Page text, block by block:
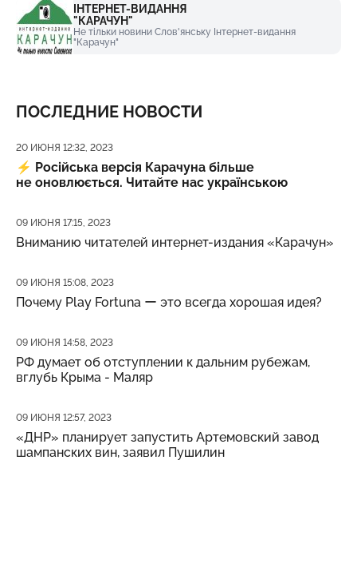
ІНТЕРНЕТ-ВИДАННЯ
"КАРАЧУН"
Не тільки новини Слов'янську Інтернет-видання
"Карачун"
ПОСЛЕДНИЕ НОВОСТИ
Дата публикации
20 ИЮНЯ 12:32, 2023
⚡️ Російська версія Карачуна більше
не оновлюється. Читайте нас українською
Дата публикации
09 ИЮНЯ 17:15, 2023
Вниманию читателей интернет-издания «Карачун»
Дата публикации
09 ИЮНЯ 15:08, 2023
Почему Play Fortuna ー это всегда хорошая идея?
Дата публикации
09 ИЮНЯ 14:58, 2023
РФ думает об отступлении к дальним рубежам,
вглубь Крыма - Маляр
Дата публикации
09 ИЮНЯ 12:57, 2023
«ДНР» планирует запустить Артемовский завод
шампанских вин, заявил Пушилин